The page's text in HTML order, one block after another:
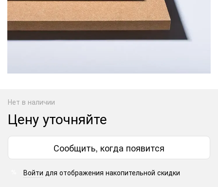
Нет в наличии
Цену уточняйте
Сообщить, когда появится
Войти для отображения накопительной скидки